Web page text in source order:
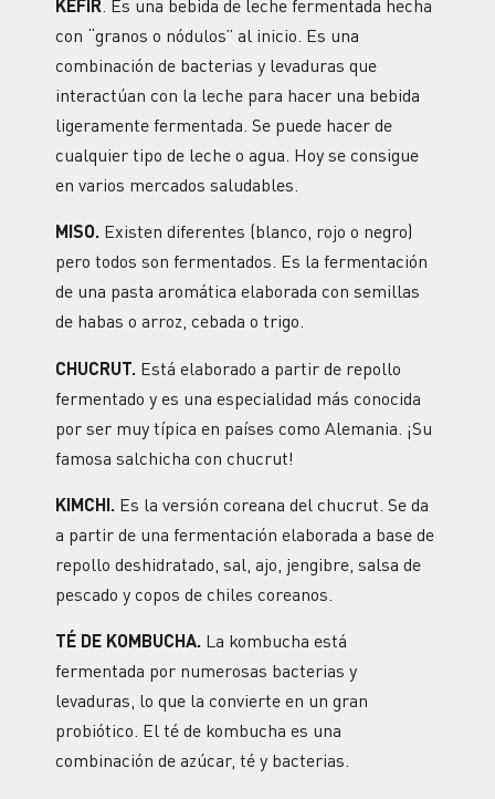
KÉFIR . Es una bebida de leche fermentada hecha
con “granos o nódulos” al inicio. Es una
combinación de bacterias y levaduras que
interactúan con la leche para hacer una bebida
ligeramente fermentada. Se puede hacer de
cualquier tipo de leche o agua. Hoy se consigue
en varios mercados saludables.
MISO. Existen diferentes (blanco, rojo o negro)
pero todos son fermentados. Es la fermentación
de una pasta aromática elaborada con semillas
de habas o arroz, cebada o trigo.
CHUCRUT. Está elaborado a partir de repollo
fermentado y es una especialidad más conocida
por ser muy típica en países como Alemania. ¡Su
famosa salchicha con chucrut!
KIMCHI. Es la versión coreana del chucrut. Se da
a partir de una fermentación elaborada a base de
repollo deshidratado, sal, ajo, jengibre, salsa de
pescado y copos de chiles coreanos.
TÉ DE KOMBUCHA. La kombucha está
fermentada por numerosas bacterias y
levaduras, lo que la convierte en un gran
probiótico. El té de kombucha es una
combinación de azúcar, té y bacterias.